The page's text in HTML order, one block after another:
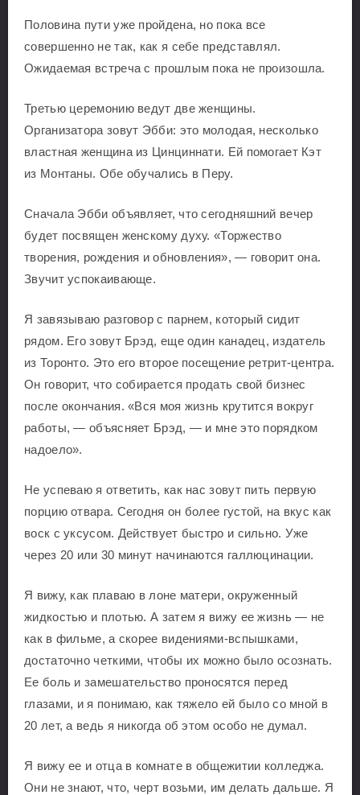
Половина пути уже пройдена, но пока все
совершенно не так, как я себе представлял.
Ожидаемая встреча с прошлым пока не произошла.
Третью церемонию ведут две женщины.
Организатора зовут Эбби: это молодая, несколько
властная женщина из Цинциннати. Ей помогает Кэт
из Монтаны. Обе обучались в Перу.
Сначала Эбби объявляет, что сегодняшний вечер
будет посвящен женскому духу. «Торжество
творения, рождения и обновления», — говорит она.
Звучит успокаивающе.
Я завязываю разговор с парнем, который сидит
рядом. Его зовут Брэд, еще один канадец, издатель
из Торонто. Это его второе посещение ретрит-центра.
Он говорит, что собирается продать свой бизнес
после окончания. «Вся моя жизнь крутится вокруг
работы, — объясняет Брэд, — и мне это порядком
надоело».
Не успеваю я ответить, как нас зовут пить первую
порцию отвара. Сегодня он более густой, на вкус как
воск с уксусом. Действует быстро и сильно. Уже
через 20 или 30 минут начинаются галлюцинации.
Я вижу, как плаваю в лоне матери, окруженный
жидкостью и плотью. А затем я вижу ее жизнь — не
как в фильме, а скорее видениями-вспышками,
достаточно четкими, чтобы их можно было осознать.
Ее боль и замешательство проносятся перед
глазами, и я понимаю, как тяжело ей было со мной в
20 лет, а ведь я никогда об этом особо не думал.
Я вижу ее и отца в комнате в общежитии колледжа.
Они не знают, что, черт возьми, им делать дальше. Я